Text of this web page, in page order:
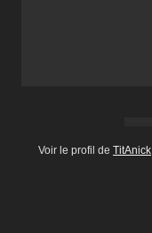
Voir le profil de TitAnick